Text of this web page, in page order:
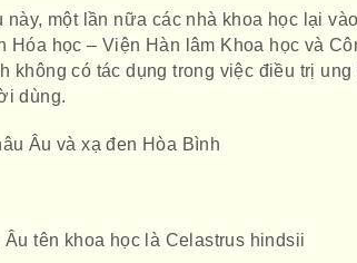
một lần nữa các nhà khoa học lại
Hóa học – Viện Hàn lâm Khoa học và
không có tác dụng trong việc điều trị
dùng.
Âu và xạ đen Hòa Bình
Âu tên khoa học là Celastrus hindsii